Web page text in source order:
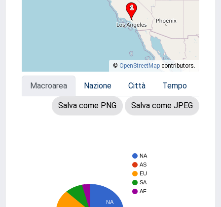
© OpenStreetMap contributors.
Macroarea Nazione Città Tempo
Salva come PNG Salva come JPEG
NA
AS
EU
SA
AF
NA